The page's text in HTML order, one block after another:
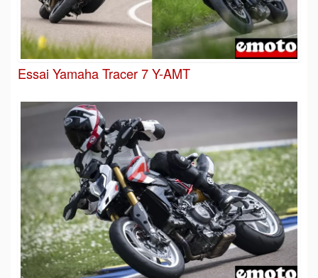
Essai Yamaha Tracer 7 Y-AMT